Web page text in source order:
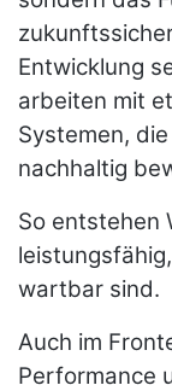
Entwicklung
arbeiten mit
Systemen,
nachhaltig
So entstehen
wartbar sind.
Auch im
Performance